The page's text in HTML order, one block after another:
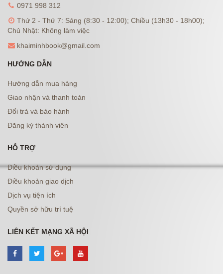
0971 998 312
Thứ 2 - Thứ 7: Sáng (8:30 - 12:00); Chiều (13h30 - 18h00);
Chủ Nhật: Không làm việc
khaiminhbook@gmail.com
HƯỚNG DẪN
Hướng dẫn mua hàng
Giao nhận và thanh toán
Đổi trả và bảo hành
Đăng ký thành viên
HỖ TRỢ
Điều khoản sử dụng
Điều khoản giao dịch
Dịch vụ tiện ích
Quyền sở hữu trí tuệ
LIÊN KẾT MẠNG XÃ HỘI